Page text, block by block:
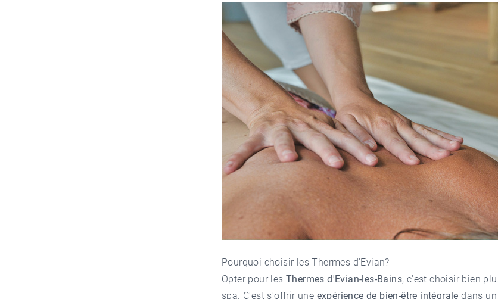
Pourquoi choisir les Thermes d'Evian?
Opter pour les Thermes d'Evian-les-Bains, c'est choisir bien
spa. C'est s'offrir une expérience de bien-être intégrale dans